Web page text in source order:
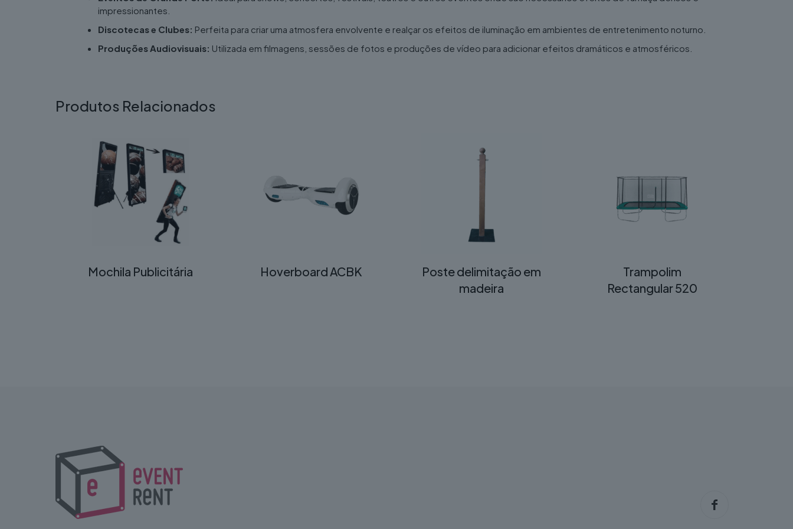
impressionantes.
Discotecas e Clubes: Perfeita para criar uma atmosfera envolvente e realçar os efeitos de iluminação em ambientes de entretenimento noturno.
Produções Audiovisuais: Utilizada em filmagens, sessões de fotos e produções de vídeo para adicionar efeitos dramáticos e atmosféricos.
Produtos Relacionados
Mochila Publicitária Hoverboard ACBK
Poste delimitação em
madeira
Trampolim
Rectangular 520